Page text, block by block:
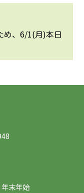
め、6/1(月)本日
末年始